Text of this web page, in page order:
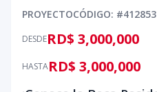
PROYECTOCÓDIGO: #412853
DESDERD$ 3,000,000
HASTARD$ 3,000,000